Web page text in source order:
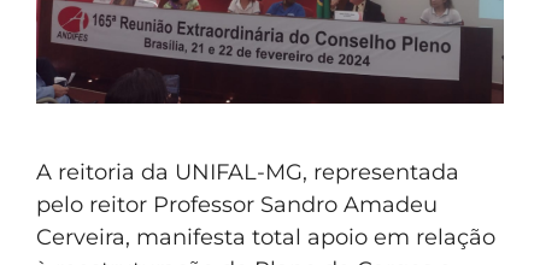
A reitoria da UNIFAL-MG, representada
pelo reitor Professor Sandro Amadeu
Cerveira, manifesta total apoio em relação